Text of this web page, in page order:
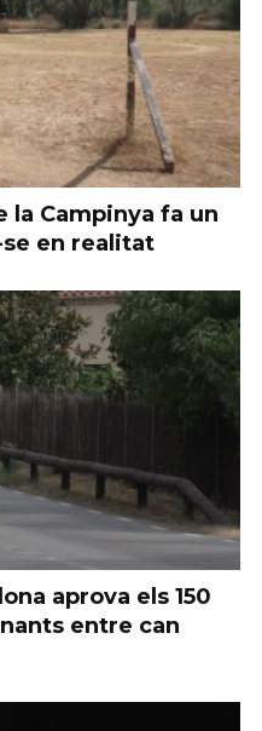
la Campinya fa un
en realitat
aprova els 150
entre can